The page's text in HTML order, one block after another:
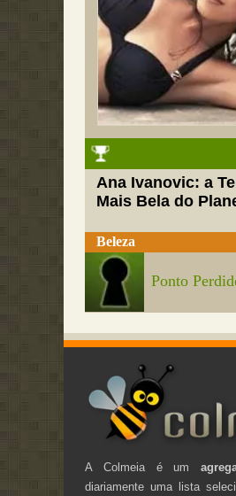
Ana Ivanovic: a
Mais Bela do
Beleza
Ponto
A Colmeia é um
diariamente uma lista